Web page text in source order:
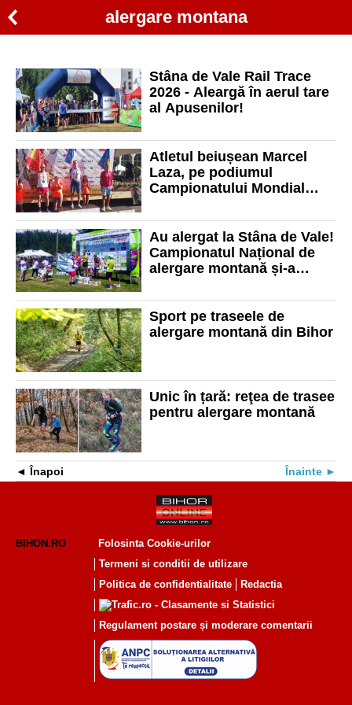
alergare montana
Stâna de Vale Rail Trace
2026 - Aleargă în aerul tare
al Apusenilor!
Atletul beiușean Marcel
Laza, pe podiumul
Campionatului Mondial
montană 2026
Au alergat la Stâna de Vale!
Campionatul Național de
alergare montană și-a
Sport pe traseele de
alergare montană din Bihor
Unic în țară: reţea de trasee
pentru alergare montană
Înapoi Înainte
BIHON.RO
Folosinta Cookie-urilor
Termeni si conditii de utilizare
Politica de confidentialitate
Redactia
Regulament postare și moderare comentarii